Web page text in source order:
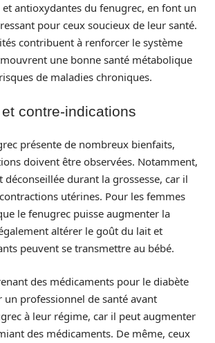
et antioxydantes du fenugrec, en font un
pour ceux soucieux de leur santé.
contribuent à renforcer le système
une bonne santé métabolique
de maladies chroniques.
contre-indications
présente de nombreux bienfaits,
doivent être observées. Notamment,
durant la grossesse, car il
utérines. Pour les femmes
le fenugrec puisse augmenter la
altérer le goût du lait et
peuvent se transmettre au bébé.
des médicaments pour le diabète
professionnel de santé avant
à leur régime, car il peut augmenter
des médicaments. De même, ceux